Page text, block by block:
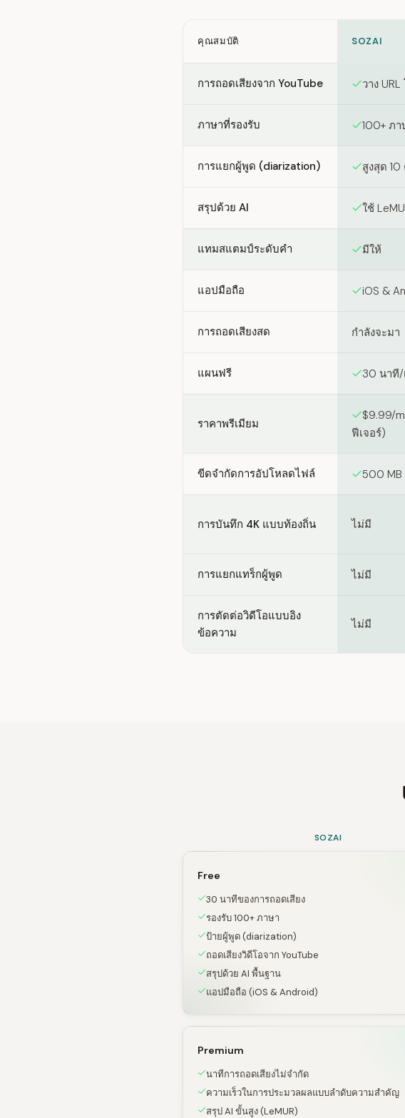
คุณสมบัติ SOZAI
การถอดเสียงจาก YouTube วาง
ภาษาที่รองรับ 100+ ภา
การแยกผู้พูด (diarization) สูงสุด
สรุปด้วย AI ใช้
แทมสแตมป์ระดับคำ มีให้
แอปมือถือ iOS &
การถอดเสียงสด กำลังจะมา
แผนฟรี 30 นาที/
ราคาพรีเมียม
$9.99/
ฟีเจอร์)
ขีดจำกัดการอัปโหลดไฟล์ 500 MB
การบันทึก 4K แบบท้องถิ่น ไม่มี
การแยกแทร็กผู้พูด ไม่มี
การตัดต่อวิดีโอแบบอิง
ข้อความ
ไม่มี
SOZAI
Free
30 นาทีของการถอดเสียง
รองรับ 100+ ภาษา
ป้ายผู้พูด (diarization)
ถอดเสียงวิดีโอจาก YouTube
สรุปด้วย AI พื้นฐาน
แอปมือถือ (iOS & Android)
Premium
นาทีการถอดเสียงไม่จำกัด
ความเร็วในการประมวลผลแบบลำดับความสำคัญ
สรุป AI ขั้นสูง (LeMUR)